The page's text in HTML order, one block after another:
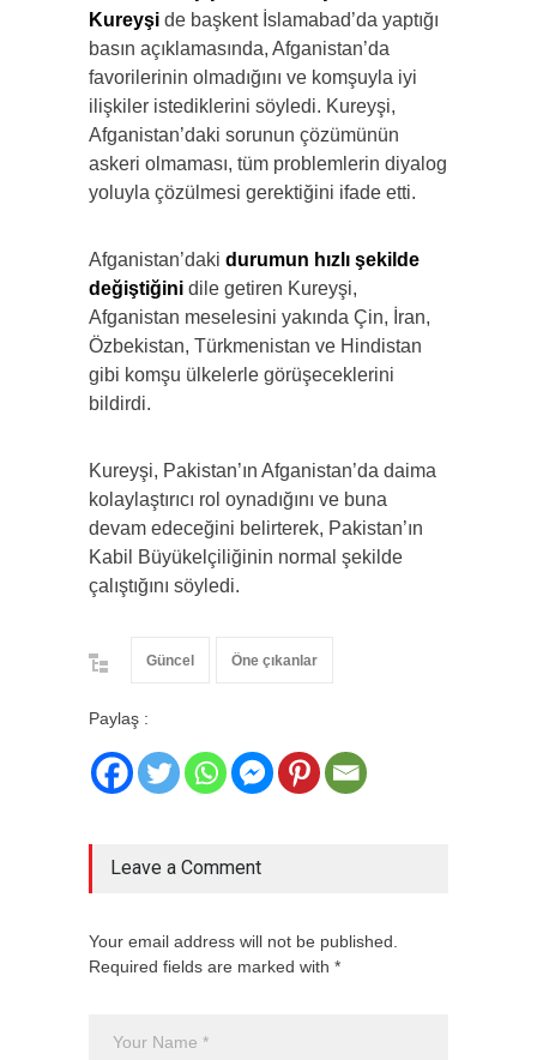
Kureyşi de başkent İslamabad’da yaptığı
basın açıklamasında, Afganistan’da
favorilerinin olmadığını ve komşuyla iyi
ilişkiler istediklerini söyledi. Kureyşi,
Afganistan’daki sorunun çözümünün
askeri olmaması, tüm problemlerin diyalog
yoluyla çözülmesi gerektiğini ifade etti.
Afganistan’daki durumun hızlı şekilde
değiştiğini dile getiren Kureyşi,
Afganistan meselesini yakında Çin, İran,
Özbekistan, Türkmenistan ve Hindistan
gibi komşu ülkelerle görüşeceklerini
bildirdi.
Kureyşi, Pakistan’ın Afganistan’da daima
kolaylaştırıcı rol oynadığını ve buna
devam edeceğini belirterek, Pakistan’ın
Kabil Büyükelçiliğinin normal şekilde
çalıştığını söyledi.
Güncel Öne çıkanlar
Paylaş :
Leave a Comment
Your email address will not be published.
Required fields are marked with *